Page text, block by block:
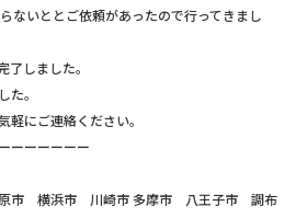
ないととご依頼があったので行ってきまし
しました。
た。
軽にご連絡ください。
ーーーーーー
原市 横浜市 川崎市 多摩市 八王子市 調布